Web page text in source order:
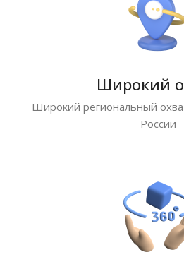
Широкий
Широкий региональный
России